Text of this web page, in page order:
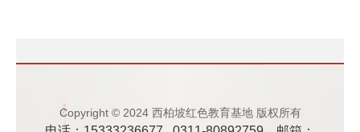
Copyright © 2024 西柏坡红色教育基地 版权所有